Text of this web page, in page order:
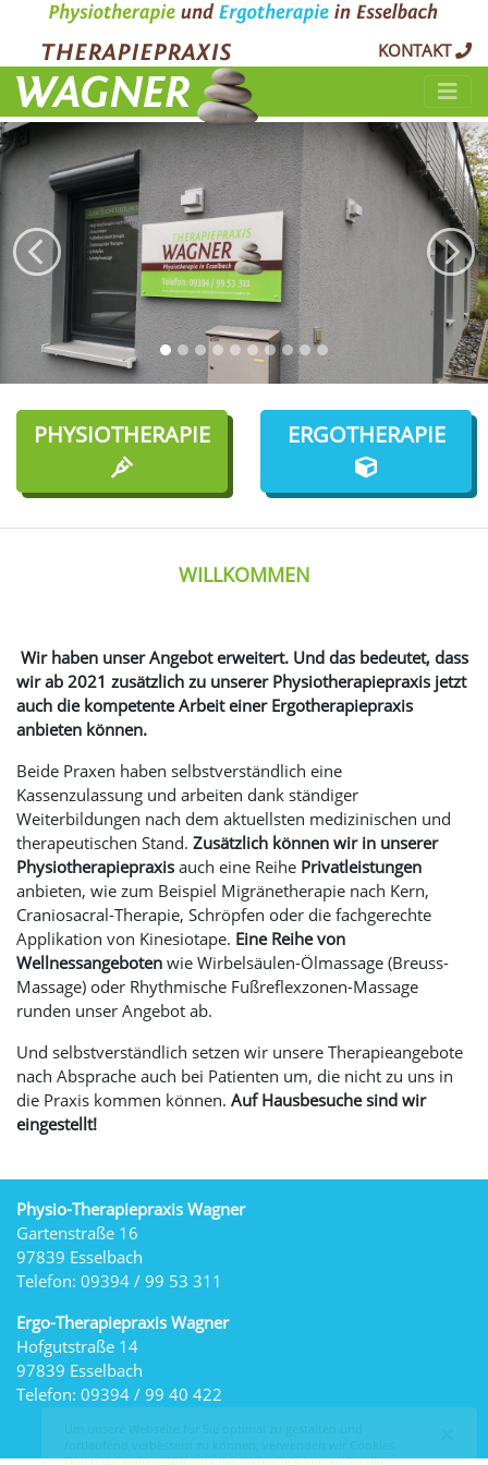
KONTAKT
Previous Next
PHYSIOTHERAPIE ERGOTHERAPIE
WILLKOMMEN
Wir haben unser Angebot erweitert. Und das bedeutet, dass
wir ab 2021 zusätzlich zu unserer Physiotherapiepraxis jetzt
auch die kompetente Arbeit einer Ergotherapiepraxis
anbieten können.
Beide Praxen haben selbstverständlich eine
Kassenzulassung und arbeiten dank ständiger
Weiterbildungen nach dem aktuellsten medizinischen und
therapeutischen Stand. Zusätzlich können wir in unserer
Physiotherapiepraxis auch eine Reihe Privatleistungen
anbieten, wie zum Beispiel Migränetherapie nach Kern,
Craniosacral-Therapie, Schröpfen oder die fachgerechte
Applikation von Kinesiotape. Eine Reihe von
Wellnessangeboten wie Wirbelsäulen-Ölmassage (Breuss-
Massage) oder Rhythmische Fußreflexzonen-Massage
runden unser Angebot ab.
Und selbstverständlich setzen wir unsere Therapieangebote
nach Absprache auch bei Patienten um, die nicht zu uns in
die Praxis kommen können. Auf Hausbesuche sind wir
eingestellt!
Physio-Therapiepraxis Wagner
Gartenstraße 16
97839 Esselbach
Telefon: 09394 / 99 53 311
Ergo-Therapiepraxis Wagner
Hofgutstraße 14
97839 Esselbach
Telefon: 09394 / 99 40 422
Durch die weitere Nutzung der Webseite stimmen Sie der